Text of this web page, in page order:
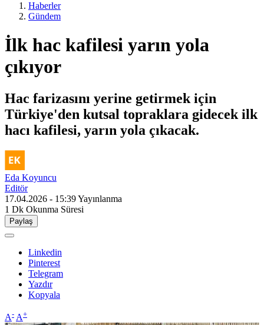
Haberler
Gündem
İlk hac kafilesi yarın yola
çıkıyor
Hac farizasını yerine getirmek için
Türkiye'den kutsal topraklara gidecek ilk
hacı kafilesi, yarın yola çıkacak.
Eda Koyuncu
Editör
17.04.2026 - 15:39Yayınlanma
1 Dk Okunma Süresi
Paylaş
Linkedin
Pinterest
Telegram
Yazdır
Kopyala
A- A+